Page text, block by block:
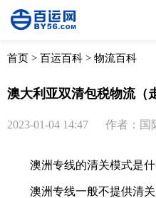
首页 > 百运百科 > 物流百科
澳大利亚双清包税物流（
2023-01-04 14:47 作者：国
澳洲专线的清关模式是什
澳洲专线一般不提供清关